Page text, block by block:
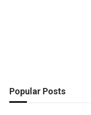
Popular Posts